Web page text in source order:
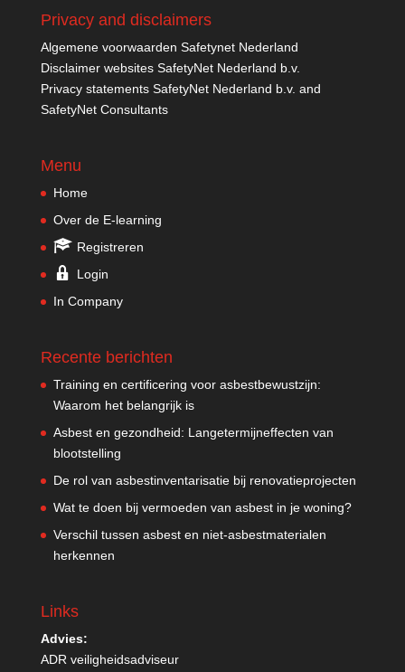
Privacy and disclaimers
Algemene voorwaarden Safetynet Nederland
Disclaimer websites SafetyNet Nederland b.v.
Privacy statements SafetyNet Nederland b.v. and
SafetyNet Consultants
Menu
Home
Over de E-learning
Registreren
Login
In Company
Recente berichten
Training en certificering voor asbestbewustzijn:
Waarom het belangrijk is
Asbest en gezondheid: Langetermijneffecten van
blootstelling
De rol van asbestinventarisatie bij renovatieprojecten
Wat te doen bij vermoeden van asbest in je woning?
Verschil tussen asbest en niet-asbestmaterialen
herkennen
Links
Advies:
ADR veiligheidsadviseur